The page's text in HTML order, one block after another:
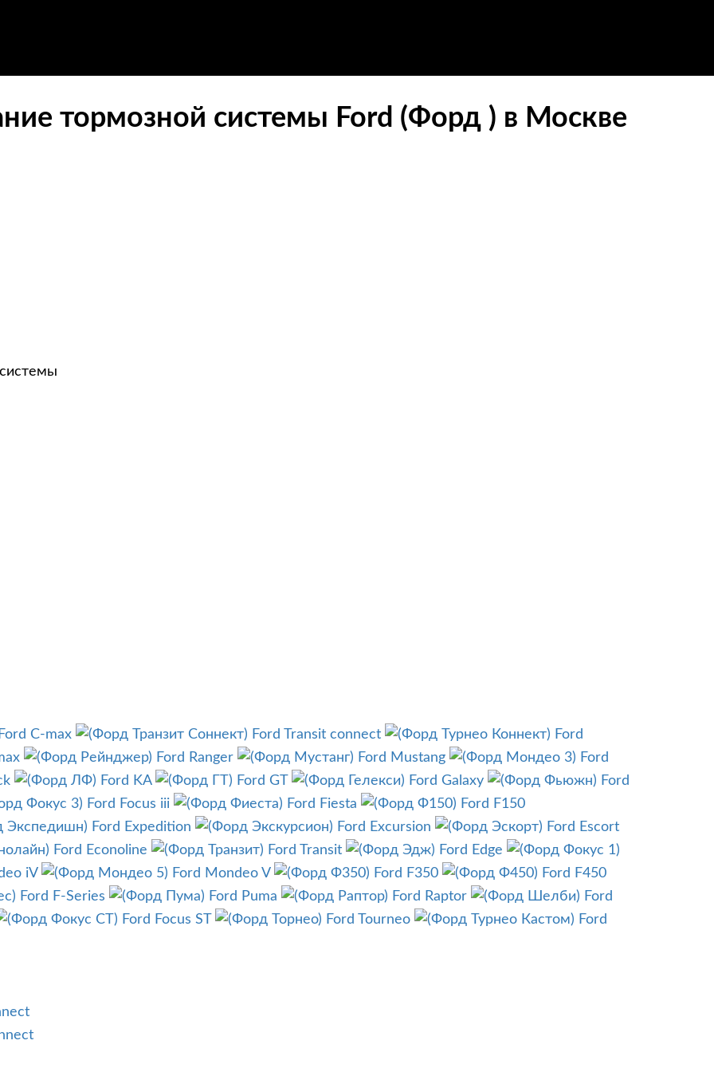
тормозной системы Ford (Форд ) в Москве
C-max Ford Transit connect
Ford
Ford Ranger Ford Mustang
Ford
Ford KA Ford GT Ford Galaxy
Ford
Ford Focus iii
Ford Fiesta
Ford F150
Ford Expedition
Ford Excursion
Ford Escort
Ford Econoline
Ford Transit
Ford Edge
iV
Ford Mondeo V Ford F350
Ford F450
Ford F-Series
Ford Puma Ford Raptor
Ford
Ford Focus ST
Ford Tourneo Ford